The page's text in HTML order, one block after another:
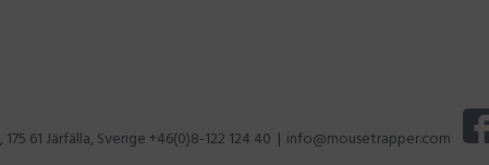
61 Järfälla, Sverige +46(0)8-122 124 40 info@mousetrapper.com